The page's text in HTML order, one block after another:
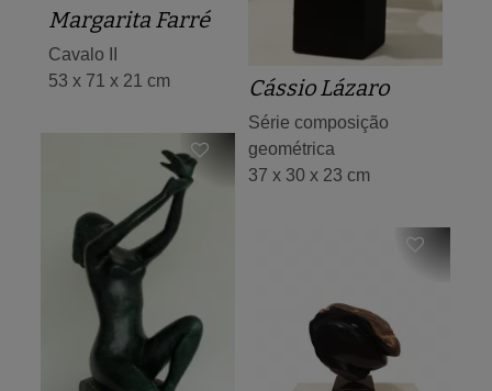
Cássio Lázaro
Série composição
geométrica
37 x 30 x 23 cm
Margarita Farré
Cavalo II
53 x 71 x 21 cm